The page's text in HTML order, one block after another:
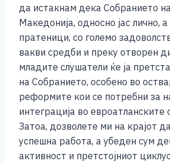
да истакнам дека Собранието
Македонија, односно јас лично,
пратеници, со големо
вакви средби и преку отворен
младите слушатели ќе ја
на Собранието, особено во
реформите кои се потребни за
интеграција во евроатланските
Затоа, дозволете ми на крајот
успешна работа, а убеден сум
активност и претстојниот